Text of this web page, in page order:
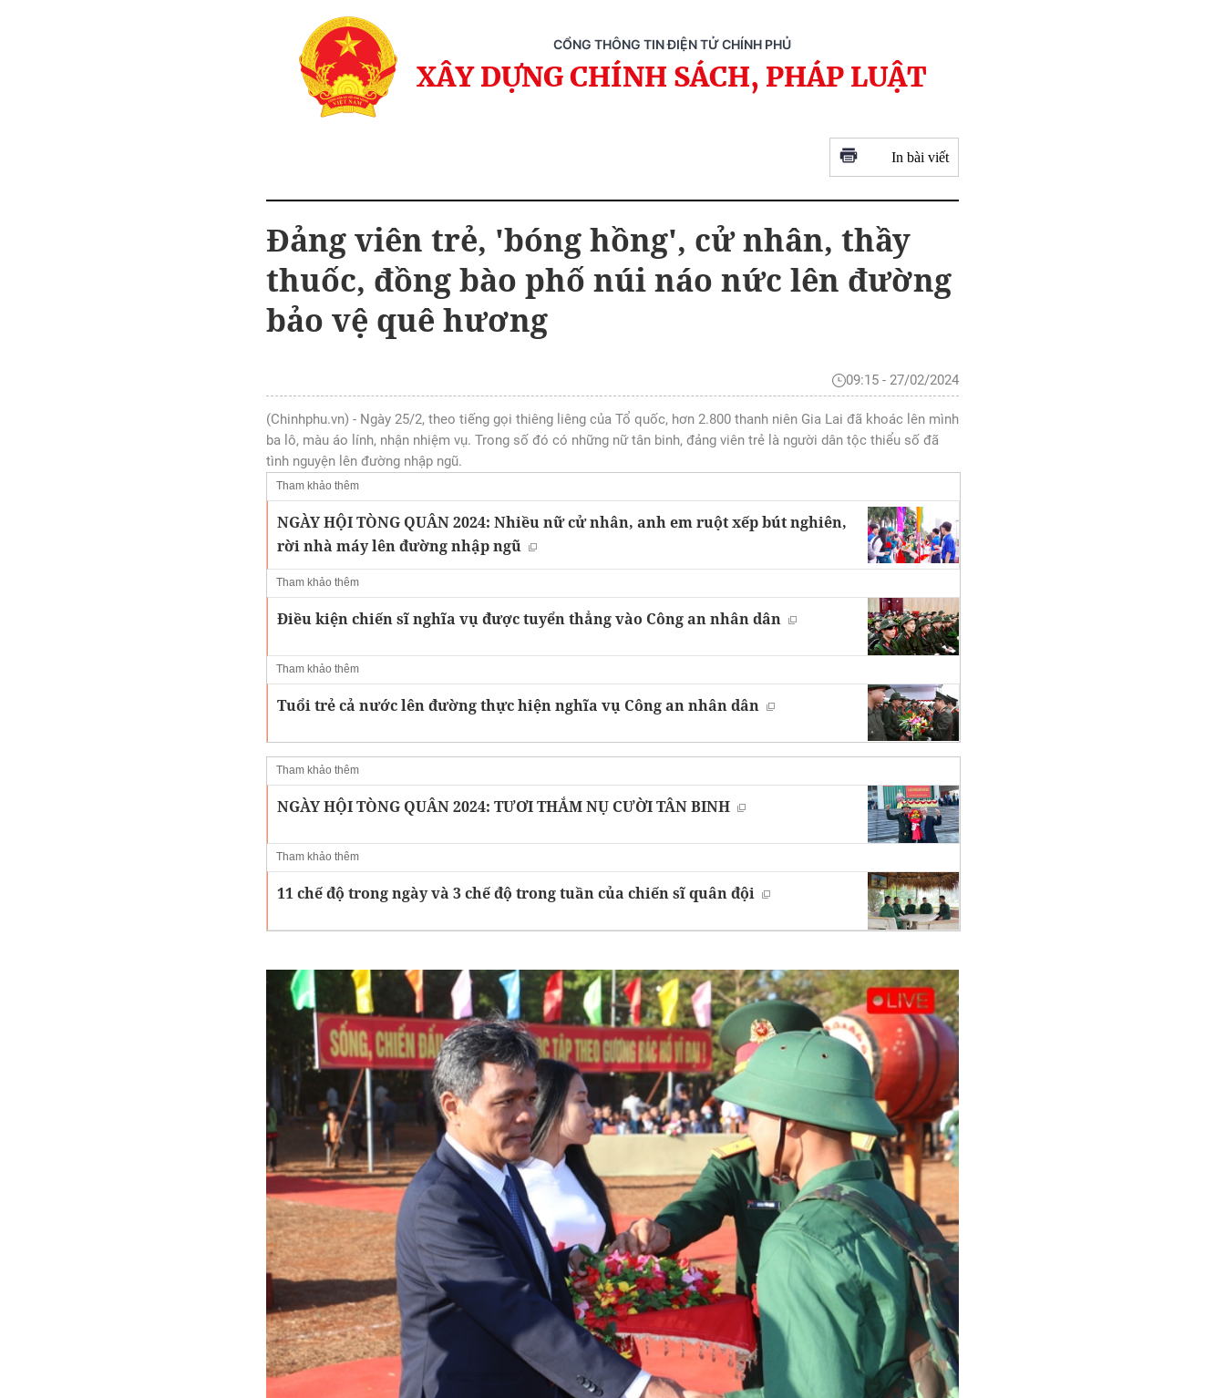
CỔNG THÔNG TIN ĐIỆN TỬ CHÍNH PHỦ
XÂY DỰNG CHÍNH SÁCH, PHÁP LUẬT
In bài viết
Đảng viên trẻ, 'bóng hồng', cử nhân, thầy
thuốc, đồng bào phố núi náo nức lên đường
bảo vệ quê hương
09:15 - 27/02/2024
(Chinhphu.vn) - Ngày 25/2, theo tiếng gọi thiêng liêng của Tổ quốc, hơn 2.800 thanh niên Gia Lai đã khoác lên mình
ba lô, màu áo lính, nhận nhiệm vụ. Trong số đó có những nữ tân binh, đảng viên trẻ là người dân tộc thiểu số đã
tình nguyện lên đường nhập ngũ.
Tham khảo thêm
NGÀY HỘI TÒNG QUÂN 2024: Nhiều nữ cử nhân, anh em ruột xếp bút nghiên,
rời nhà máy lên đường nhập ngũ
Tham khảo thêm
Điều kiện chiến sĩ nghĩa vụ được tuyển thẳng vào Công an nhân dân
Tham khảo thêm
Tuổi trẻ cả nước lên đường thực hiện nghĩa vụ Công an nhân dân
Tham khảo thêm
NGÀY HỘI TÒNG QUÂN 2024: TƯƠI THẮM NỤ CƯỜI TÂN BINH
Tham khảo thêm
11 chế độ trong ngày và 3 chế độ trong tuần của chiến sĩ quân đội